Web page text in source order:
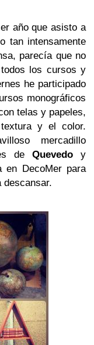
año que asisto a
tan intensamente
parecía que no
los cursos y
he participado
monográficos
telas y papeles,
y el color.
mercadillo
de Quevedoy
en DecoMer para
descansar.